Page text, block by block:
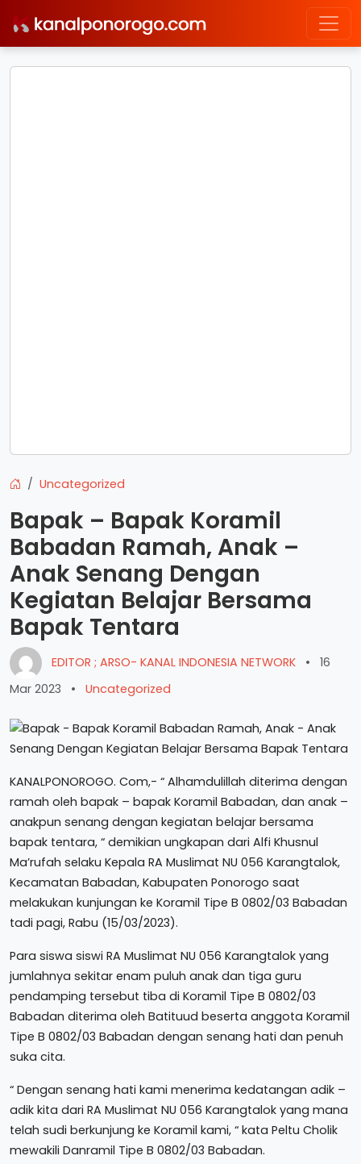
Uncategorized
Bapak – Bapak Koramil
Babadan Ramah, Anak –
Anak Senang Dengan
Kegiatan Belajar Bersama
Bapak Tentara
EDITOR ; ARSO- KANAL INDONESIA NETWORK •
16
Mar 2023
• Uncategorized
KANALPONOROGO. Com,- “ Alhamdulillah diterima dengan
ramah oleh bapak – bapak Koramil Babadan, dan anak –
anakpun senang dengan kegiatan belajar bersama
bapak tentara, “ demikian ungkapan dari Alfi Khusnul
Ma’rufah selaku Kepala RA Muslimat NU 056 Karangtalok,
Kecamatan Babadan, Kabupaten Ponorogo saat
melakukan kunjungan ke Koramil Tipe B 0802/03 Babadan
tadi pagi, Rabu (15/03/2023).
Para siswa siswi RA Muslimat NU 056 Karangtalok yang
jumlahnya sekitar enam puluh anak dan tiga guru
pendamping tersebut tiba di Koramil Tipe B 0802/03
Babadan diterima oleh Batituud beserta anggota Koramil
Tipe B 0802/03 Babadan dengan senang hati dan penuh
suka cita.
“ Dengan senang hati kami menerima kedatangan adik –
adik kita dari RA Muslimat NU 056 Karangtalok yang mana
telah sudi berkunjung ke Koramil kami, “ kata Peltu Cholik
mewakili Danramil Tipe B 0802/03 Babadan.